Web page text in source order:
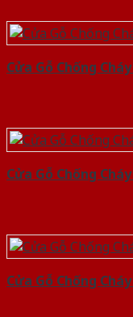
Cửa Gỗ Chống
Cửa Gỗ Chống
Cửa Gỗ Chống